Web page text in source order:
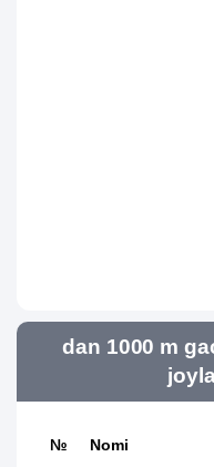
dan 1000 m
№ Nomi